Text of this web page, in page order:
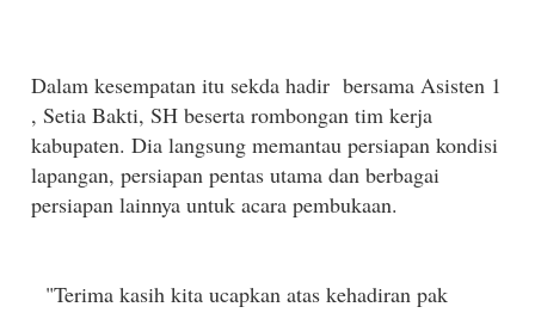
Dalam kesempatan itu sekda hadir bersama Asisten 1
, Setia Bakti, SH beserta rombongan tim kerja
kabupaten. Dia langsung memantau persiapan kondisi
lapangan, persiapan pentas utama dan berbagai
persiapan lainnya untuk acara pembukaan.
"Terima kasih kita ucapkan atas kehadiran pak